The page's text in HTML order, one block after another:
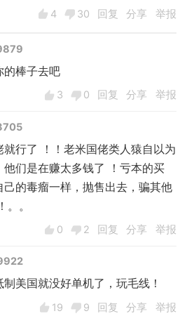
4 30 回复 分享 举报
的棒子去吧
3 0 回复 分享 举报
就行了 ！！老米国佬类人猿自以为
他们是在赚太多钱了 ！亏本的买
己的毒瘤一样，抛售出去，骗其他
。。
0 2 回复 分享 举报
美国就没好单机了，玩毛线！
19 9 回复 分享 举报